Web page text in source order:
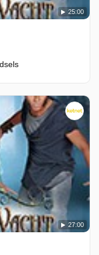
25:00
27:00